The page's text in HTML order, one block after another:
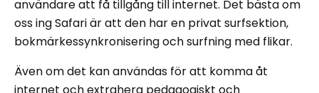
användare att få tillgång till internet. Det bästa om
oss ​​ing Safari är att den har en privat surfsektion,
bokmärkessynkronisering och surfning med flikar.
Även om det kan användas för att komma åt